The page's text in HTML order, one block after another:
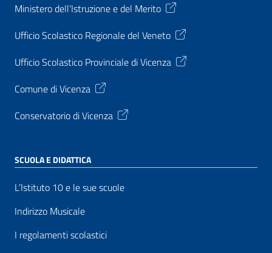
Ministero dell’Istruzione e del Merito
Ufficio Scolastico Regionale del Veneto
Ufficio Scolastico Provinciale di Vicenza
Comune di Vicenza
Conservatorio di Vicenza
SCUOLA E DIDATTICA
L’Istituto 10 e le sue scuole
Indirizzo Musicale
I regolamenti scolastici